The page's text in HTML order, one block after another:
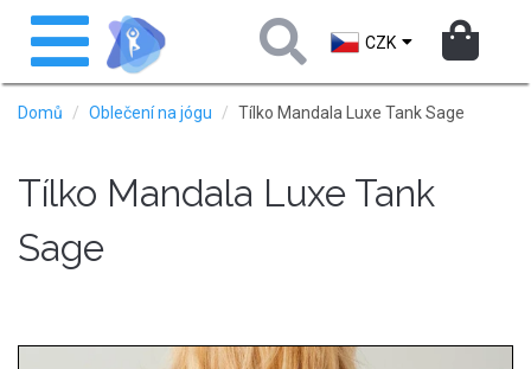
Přejít
hlavnímu
obsahu
Toggle
navigation
CZK
Domů Oblečení na jógu Tílko Mandala Luxe Tank Sage
Tílko Mandala Luxe Tank
Sage